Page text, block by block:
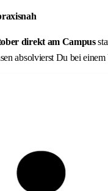
direkt am Campus
absolvierst Du bei